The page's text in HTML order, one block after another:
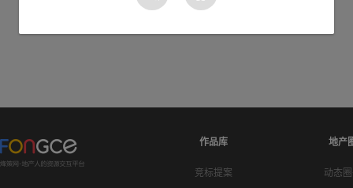
作品库
竞标提案
地产
动态